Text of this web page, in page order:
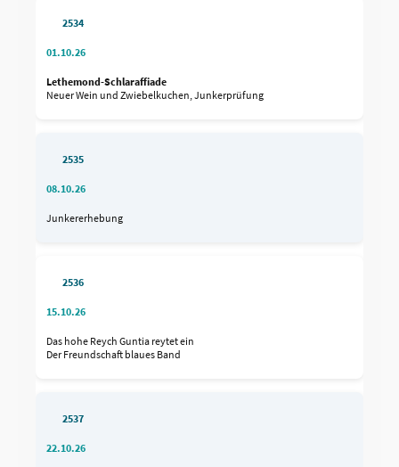
2534
01.10.26
Lethemond-Schlaraffiade
Neuer Wein und Zwiebelkuchen, Junkerprüfung
2535
08.10.26
Junkererhebung
2536
15.10.26
Das hohe Reych Guntia reytet ein
Der Freundschaft blaues Band
2537
22.10.26